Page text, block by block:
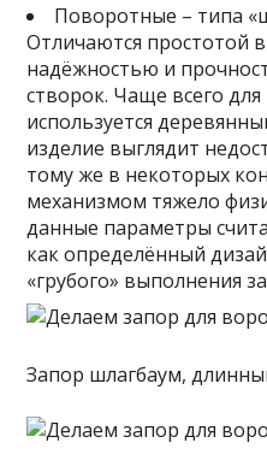
Поворотные – типа
Отличаются простотой
надёжностью и
створок. Чаще всего
используется
изделие выглядит
тому же в некоторых
механизмом тяжело
данные параметры
как определённый
«грубого» выполнения
Запор шлагбаум,